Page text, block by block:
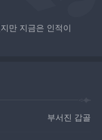
만 지금은 인적이
부서진 갑골